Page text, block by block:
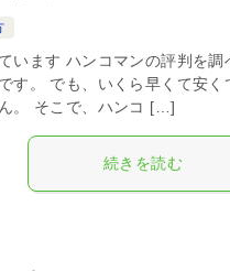
います ハンコマンの評判を調
す。 でも、いくら早くて安く
。 そこで、ハンコ […]
続きを読む